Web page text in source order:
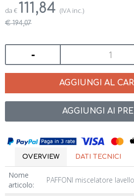
da €111,84 (IVA inc.)
€ 194,07
-
AGGIUNGI AL
AGGIUNGI AI
OVERVIEW DATI TECNICI
Nome
articolo:
PAFFONI miscelatore